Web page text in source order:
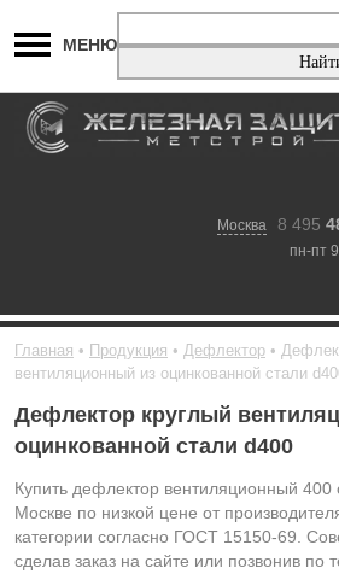
МЕНЮ
Москва 8 495
пн-пт
Главная Продукция Дефлектор
вентиляционный из оцинкованной стали
Дефлектор круглый
оцинкованной стали d400
Купить дефлектор вентиляционный 400
Москве по низкой цене от
категории согласно ГОСТ 15150-69.
сделав заказ на сайте или позвонив по